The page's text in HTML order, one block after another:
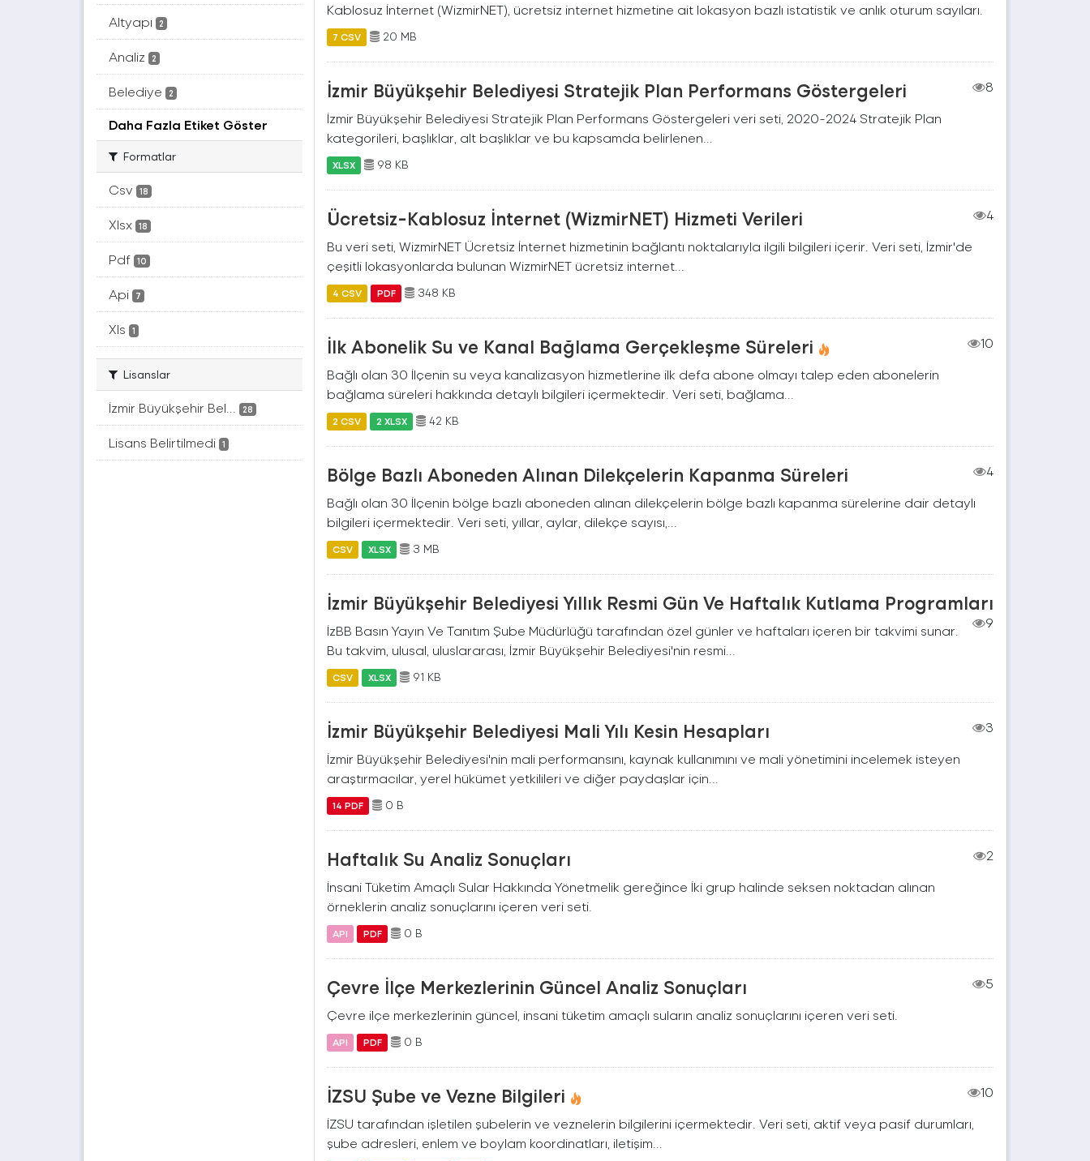
Altyapı 2
Analiz 2
Belediye 2
Daha Fazla Etiket Göster
Formatlar
Csv 18
Xlsx 18
Pdf 10
Api 7
Xls 1
Lisanslar
İzmir Büyükşehir Bel... 28
Lisans Belirtilmedi 1
Kablosuz İnternet (WizmirNET), ücretsiz internet hizmetine ait lokasyon bazlı istatistik ve anlık oturum sayıları.
7 CSV 20 MB
İzmir Büyükşehir Belediyesi Stratejik Plan Performans Göstergeleri
8
İzmir Büyükşehir Belediyesi Stratejik Plan Performans Göstergeleri veri seti, 2020-2024 Stratejik Plan
kategorileri, başlıklar, alt başlıklar ve bu kapsamda belirlenen...
XLSX 98 KB
Ücretsiz-Kablosuz İnternet (WizmirNET) Hizmeti Verileri
4
Bu veri seti, WizmirNET Ücretsiz İnternet hizmetinin bağlantı noktalarıyla ilgili bilgileri içerir. Veri seti, İzmir'de
çeşitli lokasyonlarda bulunan WizmirNET ücretsiz internet...
4 CSV PDF 348 KB
İlk Abonelik Su ve Kanal Bağlama Gerçekleşme Süreleri
10
Bağlı olan 30 İlçenin su veya kanalizasyon hizmetlerine ilk defa abone olmayı talep eden abonelerin
bağlama süreleri hakkında detaylı bilgileri içermektedir. Veri seti, bağlama...
2 CSV 2 XLSX 42 KB
Bölge Bazlı Aboneden Alınan Dilekçelerin Kapanma Süreleri
4
Bağlı olan 30 İlçenin bölge bazlı aboneden alınan dilekçelerin bölge bazlı kapanma sürelerine dair detaylı
bilgileri içermektedir. Veri seti, yıllar, aylar, dilekçe sayısı,...
CSV XLSX 3 MB
İzmir Büyükşehir Belediyesi Yıllık Resmi Gün Ve Haftalık Kutlama Programları
9
İzBB Basın Yayın Ve Tanıtım Şube Müdürlüğü tarafından özel günler ve haftaları içeren bir takvimi sunar.
Bu takvim, ulusal, uluslararası, İzmir Büyükşehir Belediyesi'nin resmi...
CSV XLSX 91 KB
İzmir Büyükşehir Belediyesi Mali Yılı Kesin Hesapları
3
İzmir Büyükşehir Belediyesi'nin mali performansını, kaynak kullanımını ve mali yönetimini incelemek isteyen
araştırmacılar, yerel hükümet yetkilileri ve diğer paydaşlar için...
14 PDF 0 B
Haftalık Su Analiz Sonuçları
2
İnsani Tüketim Amaçlı Sular Hakkında Yönetmelik gereğince İki grup halinde seksen noktadan alınan
örneklerin analiz sonuçlarını içeren veri seti.
API PDF 0 B
Çevre İlçe Merkezlerinin Güncel Analiz Sonuçları
5
Çevre ilçe merkezlerinin güncel, insani tüketim amaçlı suların analiz sonuçlarını içeren veri seti.
API PDF 0 B
İZSU Şube ve Vezne Bilgileri
10
İZSU tarafından işletilen şubelerin ve veznelerin bilgilerini içermektedir. Veri seti, aktif veya pasif durumları,
şube adresleri, enlem ve boylam koordinatları, iletişim...